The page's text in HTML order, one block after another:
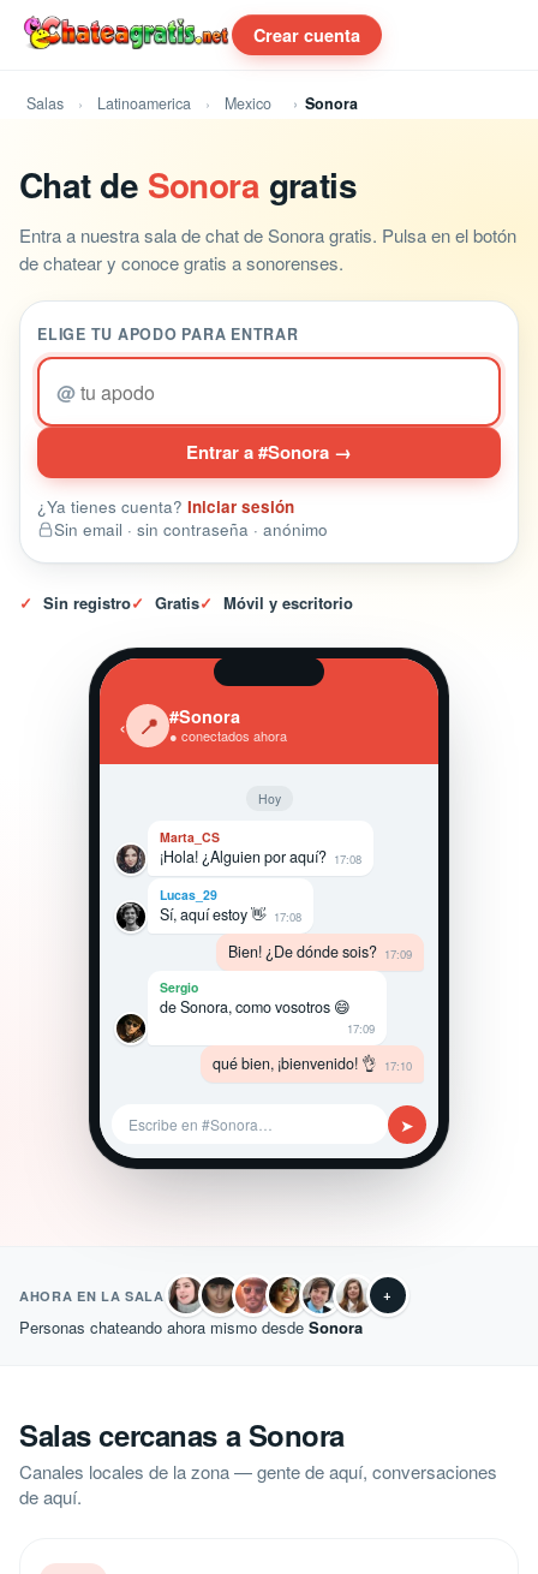
Crear cuenta
Salas Latinoamerica Mexico Sonora
Chat de Sonora gratis
Entra a nuestra sala de chat de Sonora gratis. Pulsa en el botón
de chatear y conoce gratis a sonorenses.
ELIGE TU APODO PARA ENTRAR
@
Entrar a #Sonora →
¿Ya tienes cuenta? Iniciar sesión
Sin email · sin contraseña · anónimo
✓ Sin registro✓ Gratis✓ Móvil y escritorio
‹ 📍 #Sonora
● conectados ahora
Hoy
Marta_CS
¡Hola! ¿Alguien por aquí? 17:08
Lucas_29
Sí, aquí estoy 👋 17:08
Bien! ¿De dónde sois? 17:09
Sergio
de Sonora, como vosotros 😄
17:09
qué bien, ¡bienvenido! 👌 17:10
Escribe en #Sonora… ➤
AHORA EN LA SALA +
Personas chateando ahora mismo desde Sonora
Salas cercanas a Sonora
Canales locales de la zona — gente de aquí, conversaciones
de aquí.